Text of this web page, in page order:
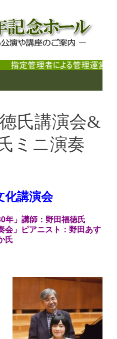
記念ホール
座のご案内
氏講演会&
ミニ演奏
化講演会
年」講師：野田福徳氏
会」ピアニスト：野田あす
氏